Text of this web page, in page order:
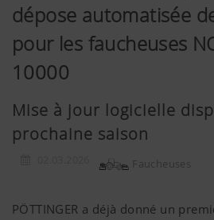
dépose automatisée
pour les faucheuses
10000
Mise à jour logicielle
prochaine saison
Faucheuses
PÖTTINGER a déjà donné un